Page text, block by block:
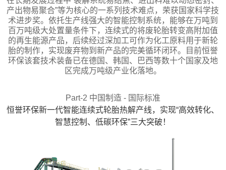
产出物易聚合”等为核心的一系列技术难点，荣获国家科学技
术进步奖。依托生产线强大的智能控制系统，能够在万吨到
百万吨级大处置量条件下，连续式的将废轮胎转变高附加值
的再生能源产品，后续经过深加工可作为化工原料用于新轮
胎的制作，实现废弃物到新产品的完美循环闭环。目前恒誉
环保该套技术装备已在德国、韩国、巴西等数十个国家及地
区完成万吨级产业化落地。
Part-2 中国制造 - 国际标准
恒誉环保新一代智能连续式轮胎热解产线，实现“高效转化、
智慧控制、低碳环保”三大突破！